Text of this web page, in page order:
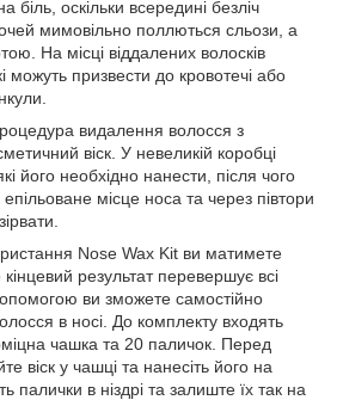
біль, оскільки всередині безліч
мимовільно поллються сльози, а
На місці віддалених волосків
можуть призвести до кровотечі або
видалення волосся з
віск. У невеликій коробці
його необхідно нанести, після чого
місце носа та через півтори
Nose Wax Kit ви матимете
результат перевершує всі
ви зможете самостійно
в носі. До комплекту входять
чашка та 20 паличок. Перед
віск у чашці та нанесіть його на
палички в ніздрі та залиште їх так на